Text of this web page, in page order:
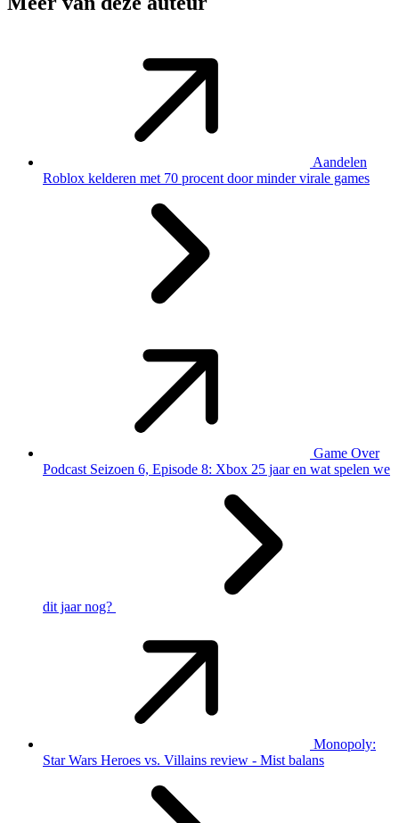
Aandelen
Roblox kelderen met 70 procent door minder virale games
Game Over
Podcast Seizoen 6, Episode 8: Xbox 25 jaar en wat spelen we
dit jaar nog?
Monopoly:
Star Wars Heroes vs. Villains review - Mist balans